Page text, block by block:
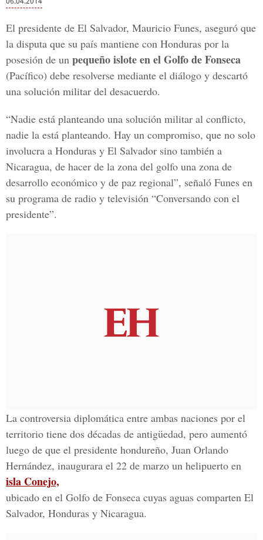
El presidente de El Salvador, Mauricio Funes, aseguró que
la disputa que su país mantiene con Honduras por la
posesión de un pequeño islote en el Golfo de Fonseca
(Pacífico) debe resolverse mediante el diálogo y descartó
una solución militar del desacuerdo.
“Nadie está planteando una solución militar al conflicto,
nadie la está planteando. Hay un compromiso, que no solo
involucra a Honduras y El Salvador sino también a
Nicaragua, de hacer de la zona del golfo una zona de
desarrollo económico y de paz regional”, señaló Funes en
su programa de radio y televisión “Conversando con el
presidente”.
La controversia diplomática entre ambas naciones por el
territorio tiene dos décadas de antigüedad, pero aumentó
luego de que el presidente hondureño, Juan Orlando
Hernández, inaugurara el 22 de marzo un helipuerto en
isla Conejo,
ubicado en el Golfo de Fonseca cuyas aguas comparten El
Salvador, Honduras y Nicaragua.